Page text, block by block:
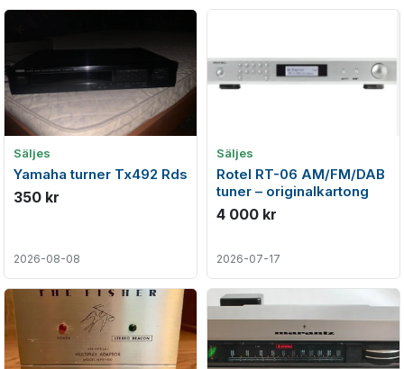
Säljes
Yamaha turner Tx492 Rds
350 kr
2026-08-08
Säljes
Rotel RT-06 AM/FM/DAB
tuner – originalkartong
4 000 kr
2026-07-17